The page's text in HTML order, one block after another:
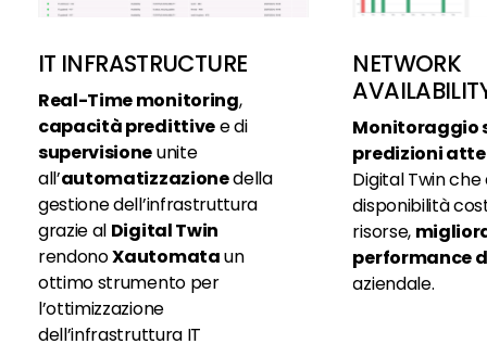
IT INFRASTRUCTURE
Real-Time monitoring,
capacità predittivee di
supervisioneunite
all’automatizzazionedella
gestione dell’infrastruttura
grazie al Digital Twin
rendonoXautomataun
ottimo strumento per
l’ottimizzazione
dell’infrastruttura IT
NETWORK
Monitoraggio
predizioni
Digital Twin che
disponibilità
risorse,
performance
aziendale.